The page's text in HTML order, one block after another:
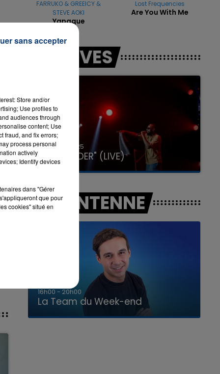
16h00 - 20h00
LA TEAM DU WEEK-END
FARRUKO & GREEICY &
STEVE AOKI
Yapaque
Lost Frequencies
Are You With Me
LES LIVES
31 janvier 2025
GIMS "SPIDER" (LIVE)
A L'ANTENNE
7h00 - 12h00
La Team du Week-end
Store and/or
Use profiles to
audiences through
content; Use
fraud, and fix errors;
process personal
actively
Identify devices
dans "Gérer
que pour
cookies" situé en
sans accepter